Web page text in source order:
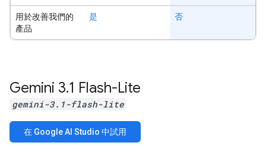
用於改善我們的
產品
是 否
Gemini 3.1 Flash-Lite
gemini-3.1-flash-lite
在 Google AI Studio 中試用